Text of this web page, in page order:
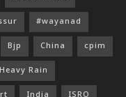
#wayanad
Bjp China cpim
Heavy Rain
India ISRO